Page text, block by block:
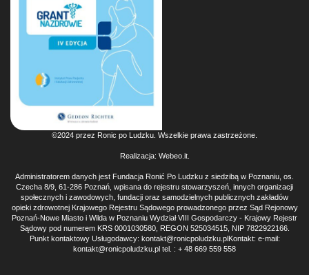
©2024 przez Ronic po Ludzku. Wszelkie prawa zastrzeżone.
Realizacja: Webeo.it.
Administratorem danych jest Fundacja Ronić Po Ludzku z siedzibą w Poznaniu, os.
Czecha 8/9, 61-286 Poznań, wpisana do rejestru stowarzyszeń, innych organizacji
społecznych i zawodowych, fundacji oraz samodzielnych publicznych zakładów
opieki zdrowotnej Krajowego Rejestru Sądowego prowadzonego przez Sąd Rejonowy
Poznań-Nowe Miasto i Wilda w Poznaniu Wydział VIII Gospodarczy - Krajowy Rejestr
Sądowy pod numerem KRS 0001030580, REGON 525034515, NIP 7822922166.
Punkt kontaktowy Usługodawcy: kontakt@ronicpoludzku.plKontakt: e-mail:
kontakt@ronicpoludzku.pl tel. : + 48 669 559 558